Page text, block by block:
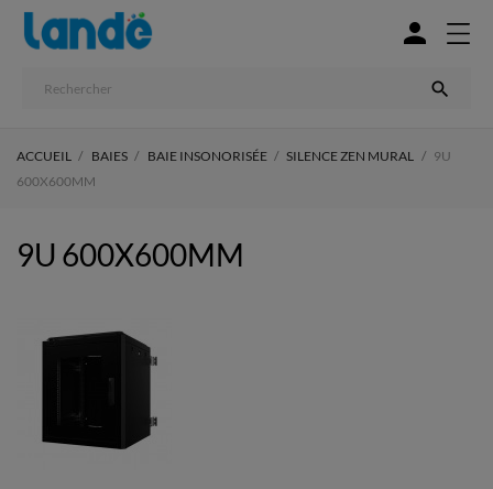


ACCUEIL BAIES BAIE INSONORISÉE SILENCE ZEN MURAL
9U
600X600MM
9U 600X600MM